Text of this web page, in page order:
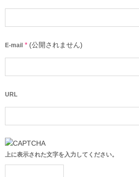
E-mail * (公開されません)
URL
上に表示された文字を入力してください。